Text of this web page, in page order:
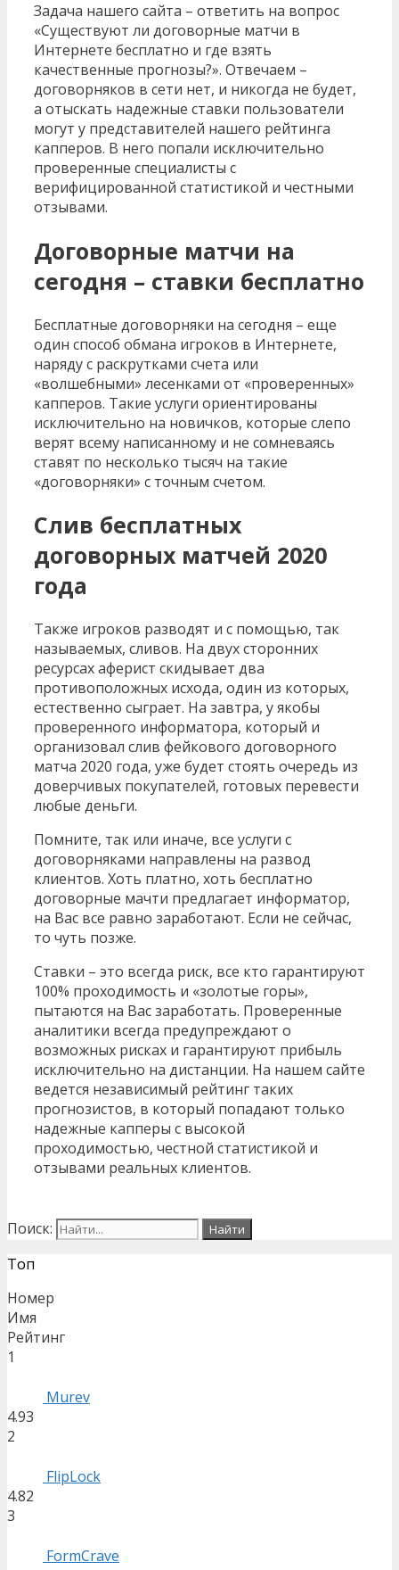
Задача нашего сайта – ответить на вопрос
«Существуют ли договорные матчи в
Интернете бесплатно и где взять
качественные прогнозы?». Отвечаем –
договорняков в сети нет, и никогда не будет,
а отыскать надежные ставки пользователи
могут у представителей нашего рейтинга
капперов. В него попали исключительно
проверенные специалисты с
верифицированной статистикой и честными
отзывами.
Договорные матчи на
сегодня – ставки бесплатно
Бесплатные договорняки на сегодня – еще
один способ обмана игроков в Интернете,
наряду с раскрутками счета или
«волшебными» лесенками от «проверенных»
капперов. Такие услуги ориентированы
исключительно на новичков, которые слепо
верят всему написанному и не сомневаясь
ставят по несколько тысяч на такие
«договорняки» с точным счетом.
Слив бесплатных
договорных матчей 2020
года
Также игроков разводят и с помощью, так
называемых, сливов. На двух сторонних
ресурсах аферист скидывает два
противоположных исхода, один из которых,
естественно сыграет. На завтра, у якобы
проверенного информатора, который и
организовал слив фейкового договорного
матча 2020 года, уже будет стоять очередь из
доверчивых покупателей, готовых перевести
любые деньги.
Помните, так или иначе, все услуги с
договорняками направлены на развод
клиентов. Хоть платно, хоть бесплатно
договорные мачти предлагает информатор,
на Вас все равно заработают. Если не сейчас,
то чуть позже.
Ставки – это всегда риск, все кто гарантируют
100% проходимость и «золотые горы»,
пытаются на Вас заработать. Проверенные
аналитики всегда предупреждают о
возможных рисках и гарантируют прибыль
исключительно на дистанции. На нашем сайте
ведется независимый рейтинг таких
прогнозистов, в который попадают только
надежные капперы с высокой
проходимостью, честной статистикой и
отзывами реальных клиентов.
Поиск:
Топ
Номер
Имя
Рейтинг
1
Murev
4.93
2
FlipLock
4.82
3
FormCrave